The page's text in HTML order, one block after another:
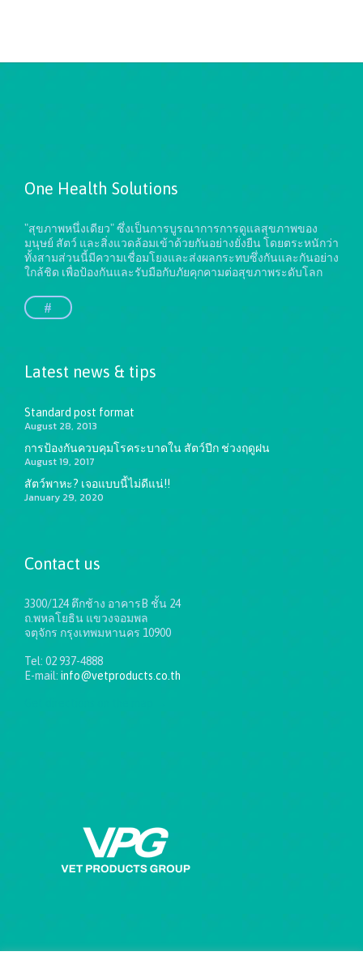
One Health Solutions
"สุขภาพหนึ่งเดียว" ซึ่งเป็นการบูรณาการการดูแลสุขภาพของ
มนุษย์ สัตว์ และสิ่งแวดล้อมเข้าด้วยกันอย่างยั่งยืนโดยตระหนักว่า
ทั้งสามส่วนนี้มีความเชื่อมโยงและส่งผลกระทบซึ่งกันและกันอย่าง
ใกล้ชิด เพื่อป้องกันและรับมือกับภัยคุกคามต่อสุขภาพระดับโลก
#
Latest news & tips
Standard post format
August 28, 2013
การป้องกันควบคุมโรคระบาดใน สัตว์ปีก ช่วงฤดูฝน
August 19, 2017
สัตว์พาหะ? เจอแบบนี้ไม่ดีแน่!!
January 29, 2020
Contact us
3300/124 ตึกช้าง อาคารB ชั้น 24
ถ.พหลโยธิน แขวงจอมพล
จตุจักร กรุงเทพมหานคร 10900
Tel: 02 937-4888
E-mail: info@vetproducts.co.th